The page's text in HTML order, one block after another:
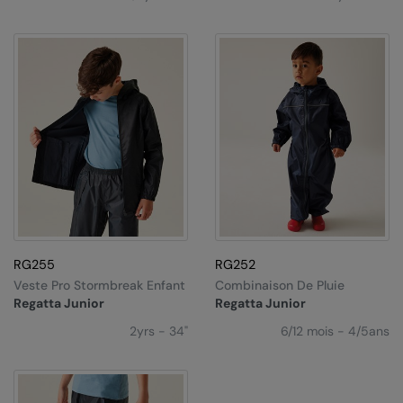
Kariban Proact
Kustom Kit
Larkwood
MagiCut
Marketing Hub
New Morning Studios
RG255
Regatta Junior
Veste Pro Stormbreak Enfant
2yrs - 34"
RG252
Regatta Junior
Combinaison De Pluie
6/12 mois - 4/5ans